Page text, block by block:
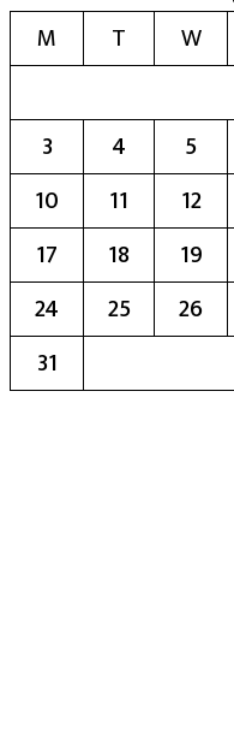
M
T W
3
4 5
10
11 12
17
18 19
24
25 26
31